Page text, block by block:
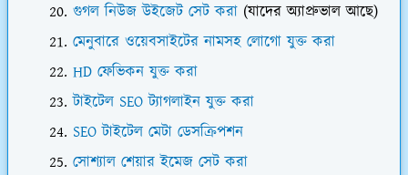
গুগল নিউজ উইজেট সেট করা (যাদের অ্যাপ্রুভাল আছে)
মেনুবারে ওয়েবসাইটের নামসহ লোগো যুক্ত করা
HD ফেভিকন যুক্ত করা
টাইটেল SEO ট্যাগলাইন যুক্ত করা
SEO টাইটেল মেটা ডেসক্রিপশন
সোশ্যাল শেয়ার ইমেজ সেট করা